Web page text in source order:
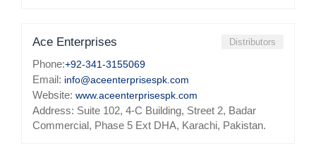
Ace Enterprises Distributors
Phone:+92-341-3155069
Email: info@aceenterprisespk.com
Website: www.aceenterprisespk.com
Address: Suite 102, 4-C Building, Street 2, Badar
Commercial, Phase 5 Ext DHA, Karachi, Pakistan.